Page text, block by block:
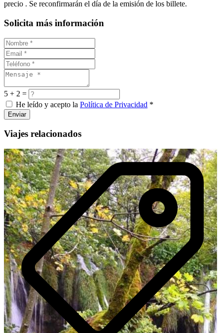
precio . Se reconfirmarán el día de la emisión de los billete.
Solicita más información
5 + 2 =
He leído y acepto la Política de Privacidad *
Enviar
Viajes relacionados